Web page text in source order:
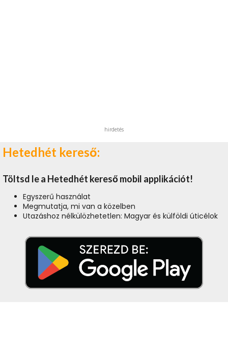
hirdetés
Hetedhét kereső:
Töltsd le a Hetedhét kereső mobil applikációt!
Egyszerű használat
Megmutatja, mi van a közelben
Utazáshoz nélkülözhetetlen: Magyar és külföldi úticélok